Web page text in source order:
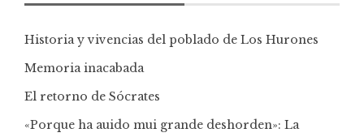
Historia y vivencias del poblado de Los Hurones
Memoria inacabada
El retorno de Sócrates
«Porque ha auido mui grande deshorden»: La